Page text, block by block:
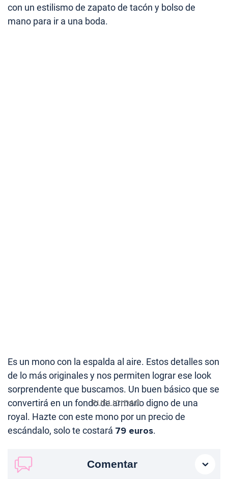
con un estilismo de zapato de tacón y bolso de
mano para ir a una boda.
Es un mono con la espalda al aire. Estos detalles son
de lo más originales y nos permiten lograr ese look
sorprendente que buscamos. Un buen básico que se
convertirá en un fondo de armario digno de una
royal. Hazte con este mono por un precio de
escándalo, solo te costará 79 euros.
Comentar